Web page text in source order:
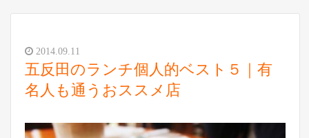
2014.09.11
五反田のランチ個人的ベスト５｜有
名人も通うおススメ店